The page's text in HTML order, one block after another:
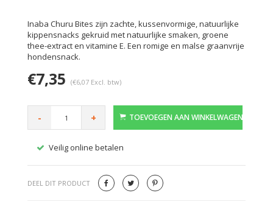
Inaba Churu Bites zijn zachte, kussenvormige, natuurlijke
kippensnacks gekruid met natuurlijke smaken, groene
thee-extract en vitamine E. Een romige en malse graanvrije
hondensnack.
€7,35 (€6,07 Excl. btw)
- + TOEVOEGEN AAN WINKELWAGEN
Veilig online betalen
DEEL DIT PRODUCT